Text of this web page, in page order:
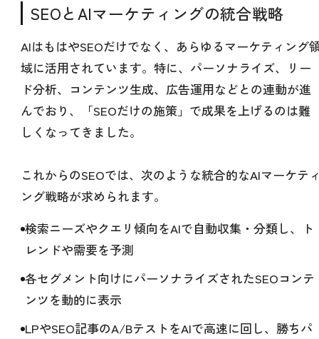
SEOとAIマーケティングの統合戦略
AIはもはやSEOだけでなく、あらゆるマーケティング
域に活用されています。特に、パーソナライズ、リー
ド分析、コンテンツ生成、広告運用などとの連動が進
んでおり、「SEOだけの施策」で成果を上げるのは難
しくなってきました。
これからのSEOでは、次のような統合的なAIマーケテ
ング戦略が求められます。
検索ニーズやクエリ傾向をAIで自動収集・分類し、ト
レンドや需要を予測
各セグメント向けにパーソナライズされたSEOコンテ
ンツを動的に表示
LPやSEO記事のA/BテストをAIで高速に回し、勝ちパ